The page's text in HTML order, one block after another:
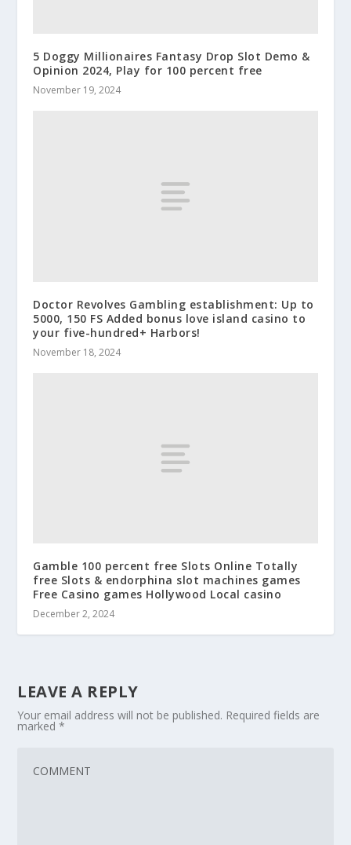
5 Doggy Millionaires Fantasy Drop Slot Demo &
Opinion 2024, Play for 100 percent free
November 19, 2024
Doctor Revolves Gambling establishment: Up to
5000, 150 FS Added bonus love island casino to
your five-hundred+ Harbors!
November 18, 2024
Gamble 100 percent free Slots Online Totally
free Slots & endorphina slot machines games
Free Casino games Hollywood Local casino
December 2, 2024
LEAVE A REPLY
Your email address will not be published. Required fields are
marked*